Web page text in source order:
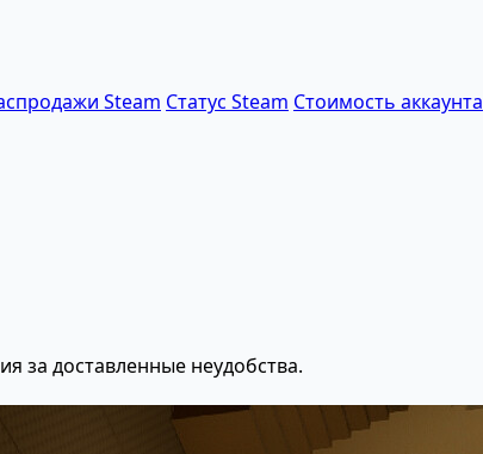
Steam Статус Steam Стоимость аккаунта
за доставленные неудобства.